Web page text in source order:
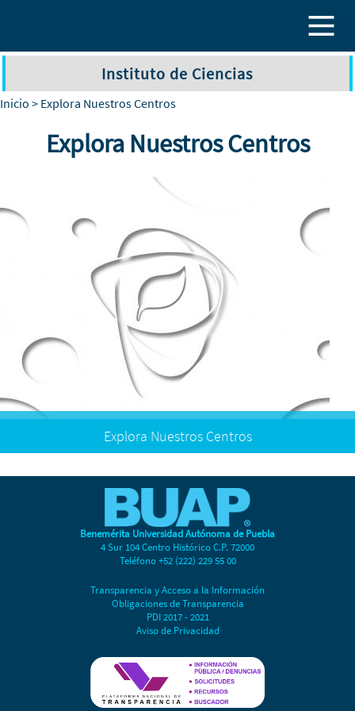
Instituto de Ciencias
Inicio > Explora Nuestros Centros
Explora Nuestros Centros
Centro de Agroecología
Centro de Investigaciones en Biodiversidad, Alimentación
y Cambio Climático
Centro de Investigaciones en Dispositivos
Semiconductores
Centro de Investigaciones en Fisicoquímica de Materiales
Centro de Química
Centro de Investigaciones en Ciencias Agrícolas
Explora Nuestros Centros
Benemérita Universidad Autónoma de Puebla
4 Sur 104 Centro Histórico C.P. 72000
Teléfono +52 (222) 229 55 00
Transparencia y Acceso a la Información
Obligaciones de Transparencia
PDI 2017 - 2021
Aviso de Privacidad